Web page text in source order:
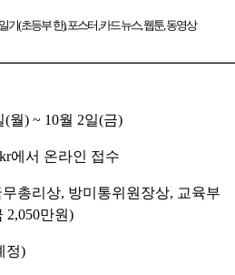
기(초등부 한), 포스터, 카드뉴스, 웹툰, 동영상
(월) ~ 10월 2일(금)
에서 온라인 접수
총리상, 방미통위원장상, 교육부
2,050만원)
정)